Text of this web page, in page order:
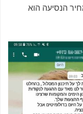
הנסיעה הוא